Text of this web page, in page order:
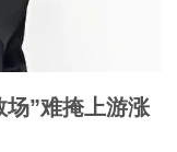
场”难掩上游涨